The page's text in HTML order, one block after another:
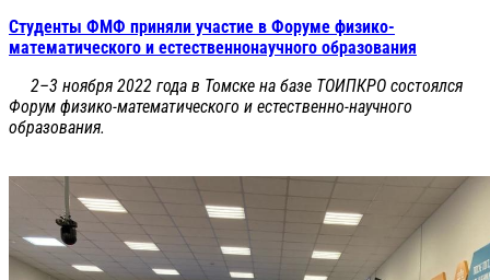
Студенты ФМФ приняли участие в Форуме физико-
математического и естественнонаучного образования
2–3 ноября 2022 года в Томске на базе ТОИПКРО состоялся
Форум физико-математического и естественно-научного
образования.